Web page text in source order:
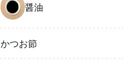
醤油
かつお節